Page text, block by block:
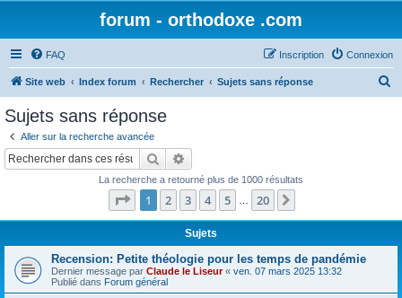
forum - orthodoxe .com
FAQ Connexion
Inscription
Site web Index forum Rechercher Sujets sans réponse
Sujets sans réponse
Aller sur la recherche avancée
Rechercher
La recherche a retourné plus de 1000 résultats
Page 1sur20
1 2 3 4 5 20
Sujets
Recension: Petite théologie pour les temps de pandémie
Dernier message par Claude le Liseur« ven. 07 mars 2025 13:32
Publié dans Forum général